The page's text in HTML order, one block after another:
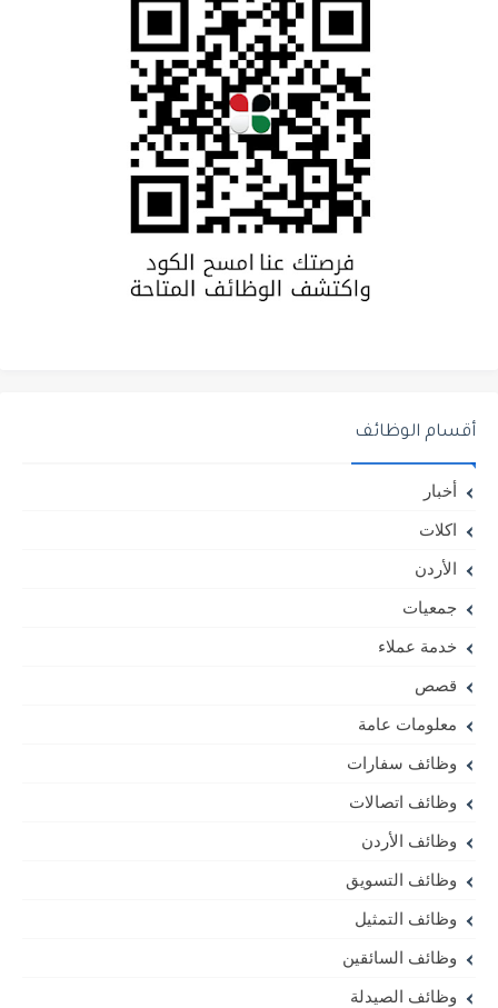
أقسام الوظائف
أخبار
اكلات
الأردن
جمعيات
خدمة عملاء
قصص
معلومات عامة
وظائف سفارات
وظائف اتصالات
وظائف الأردن
وظائف التسويق
وظائف التمثيل
وظائف السائقين
وظائف الصيدلة